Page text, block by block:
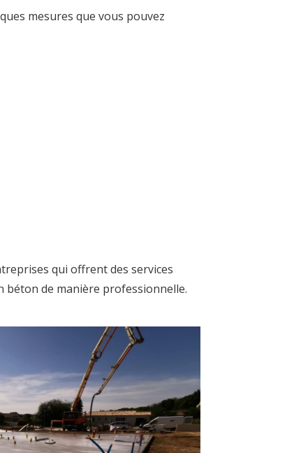
mesures que vous pouvez
qui offrent des services
béton de manière professionnelle.